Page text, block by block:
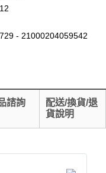
- 21000204059542
諮詢
配送/換貨/退
貨說明